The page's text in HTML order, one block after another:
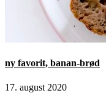
ny favorit, banan-brød
17. august 2020